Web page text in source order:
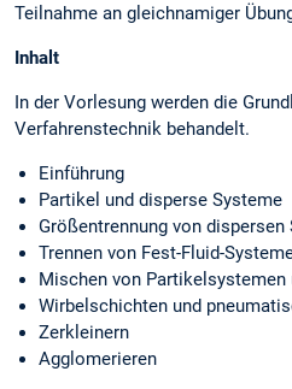
Teilnahme an gleichnamiger
Inhalt
In der Vorlesung werden die
Verfahrenstechnik behandelt.
Einführung
Partikel und disperse Systeme
Größentrennung von dispersen
Trennen von Fest-Fluid-
Mischen von Partikelsystemen
Wirbelschichten und
Zerkleinern
Agglomerieren